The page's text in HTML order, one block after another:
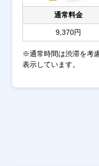
通常料金
9,370円
※通常時間は渋滞を考
表示しています。